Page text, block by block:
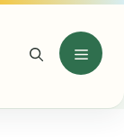
Menu